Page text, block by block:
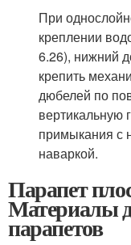
При
креплении
6.26), нижний
крепить
дюбелей по
вертикальную
примыкания с
наваркой.
Парапет
Материалы
парапетов